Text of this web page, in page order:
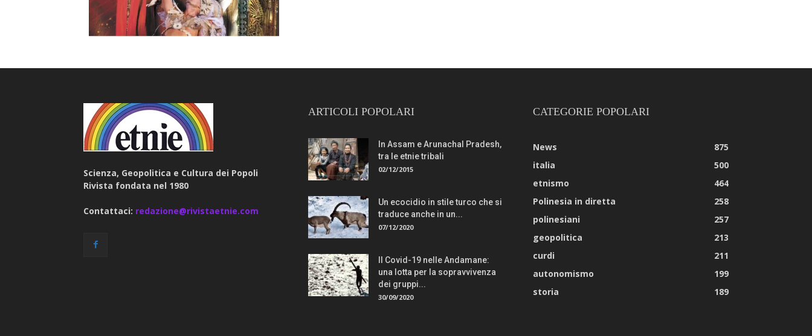
Scienza, Geopolitica e Cultura dei Popoli
Rivista fondata nel 1980
Contattaci: redazione@rivistaetnie.com
ARTICOLI POPOLARI
In Assam e Arunachal Pradesh,
tra le etnie tribali
02/12/2015
Un ecocidio in stile turco che si
traduce anche in un...
07/12/2020
Il Covid-19 nelle Andamane:
una lotta per la sopravvivenza
dei gruppi...
30/09/2020
CATEGORIE POPOLARI
News
875
italia
500
etnismo
464
Polinesia in diretta
258
polinesiani
257
geopolitica
213
curdi
211
autonomismo
199
storia
189